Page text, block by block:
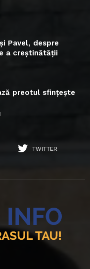
Pavel, despre
a creștinătății
preotul sfințește
TWITTER